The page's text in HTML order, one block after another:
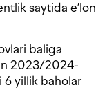
saytida e’lon
baliga
2023/2024-
6 yillik baholar